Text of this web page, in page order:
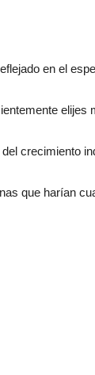
en el
elijes
crecimiento
que harían